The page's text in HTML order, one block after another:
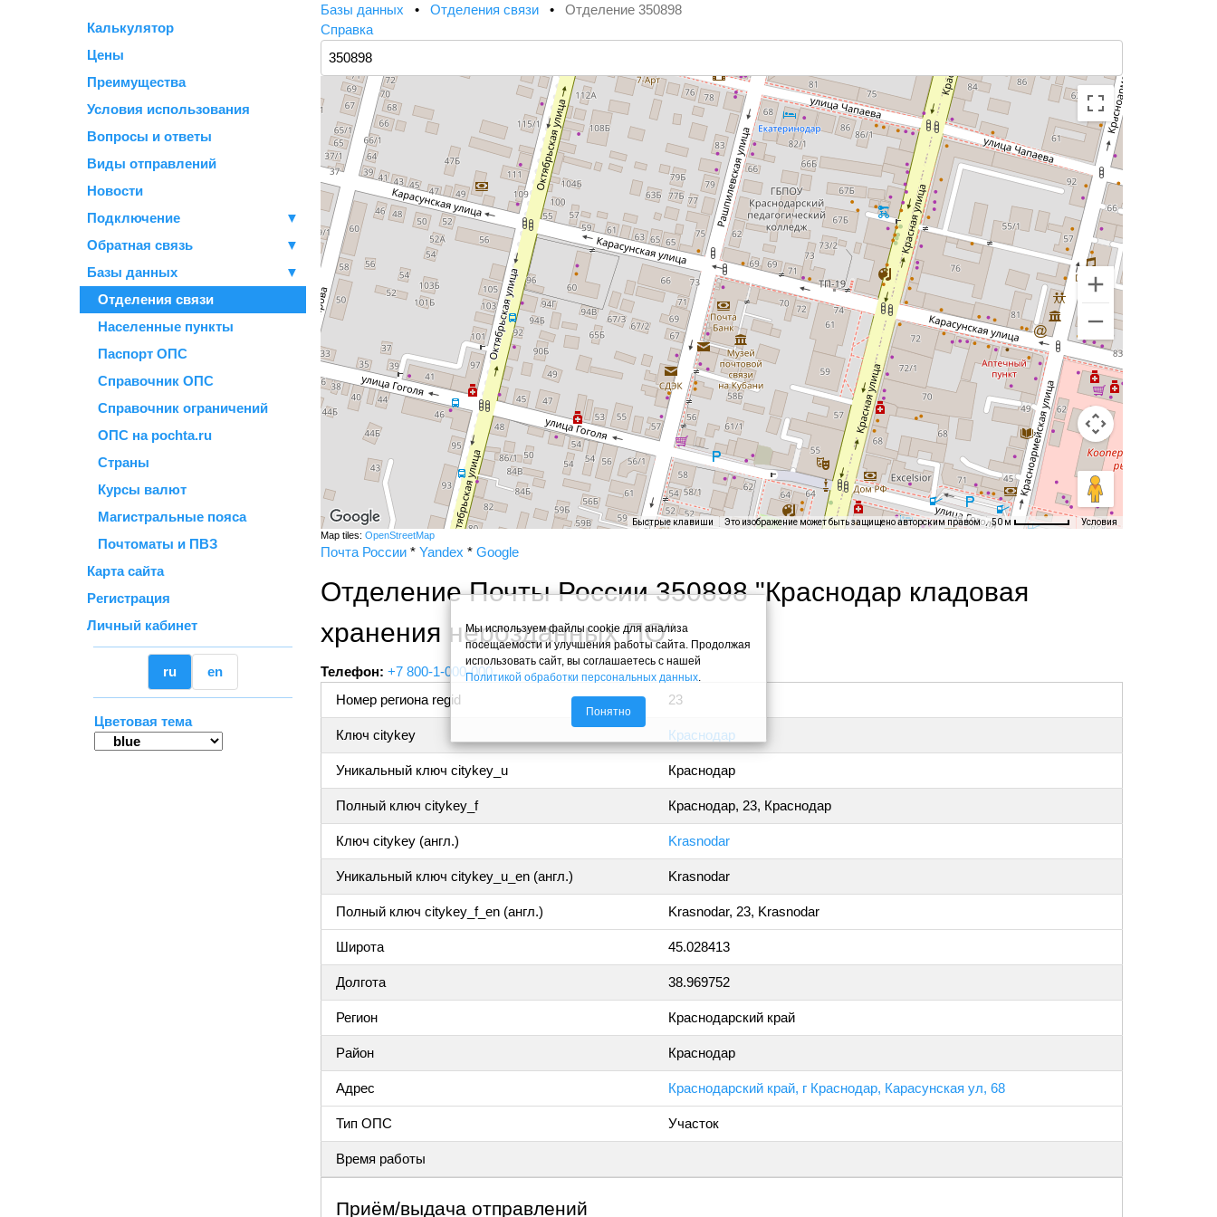
Калькулятор
Цены
Преимущества
Условия использования
Вопросы и ответы
Виды отправлений
Новости
Подключение
▼
Обратная связь
▼
Базы данных
▼
Отделения связи
Населенные пункты
Паспорт ОПС
Справочник ОПС
Справочник ограничений
ОПС на pochta.ru
Страны
Курсы валют
Магистральные пояса
Почтоматы и ПВЗ
Карта сайта
Регистрация
Личный кабинет
ru en
Цветовая тема
Базы данных • Отделения связи • Отделение 350898
Справка
Быстрые клавиши Это изображение может быть защищено авторским правом 50 м Условия
Map tiles: OpenStreetMap
Почта России * Yandex * Google
Отделение Почты России 350898 "Краснодар кладовая
хранения нерозданных ПО"
Телефон: +7 800-1-000-000
Номер региона regid
23
Ключ citykey Краснодар
Уникальный ключ citykey_u Краснодар
Полный ключ citykey_f Краснодар, 23, Краснодар
Ключ citykey (англ.) Krasnodar
Уникальный ключ citykey_u_en (англ.) Krasnodar
Полный ключ citykey_f_en (англ.) Krasnodar, 23, Krasnodar
Широта 45.028413
Долгота 38.969752
Регион Краснодарский край
Район Краснодар
Адрес Краснодарский край, г Краснодар, Карасунская ул, 68
Тип ОПС Участок
Время работы
Приём/выдача отправлений
Мы используем файлы cookie для анализа
посещаемости и улучшения работы сайта. Продолжая
использовать сайт, вы соглашаетесь с нашей
Политикой обработки персональных данных
Понятно